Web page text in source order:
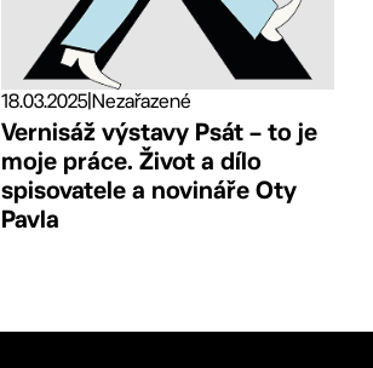
18.03.2025| Nezařazené
Vernisáž výstavy Psát – to je
moje práce. Život a dílo
spisovatele a novináře Oty
Pavla